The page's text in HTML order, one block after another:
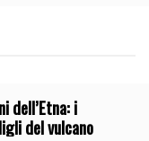
dell’Etna: i
del vulcano